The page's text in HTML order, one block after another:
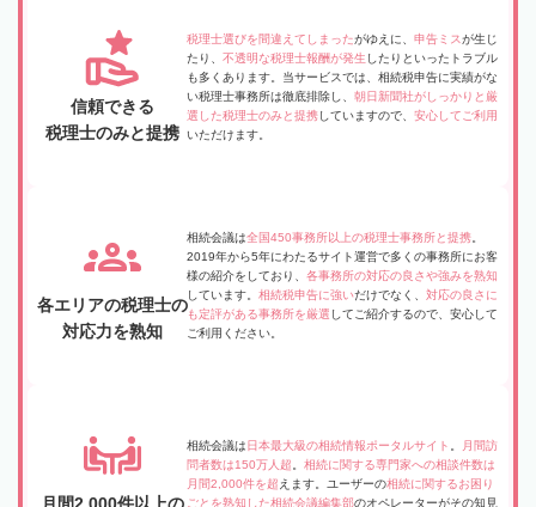
信頼できる
税理士のみと提携
税理士選びを間違えてしまったがゆえに、 申告ミスが生じ
たり、 不透明な税理士報酬が発生 したりといったトラブル
も多くあります。当サービスでは、相続税申告に実績がな
い税理士事務所は徹底排除し、 朝日新聞社がしっかりと厳
選した税理士のみと提携していますので、 安心してご利用
いただけます。
各エリアの税理士の
対応力を熟知
相続会議は全国450事務所以上の税理士事務所と提携
2019年から5年にわたるサイト運営で多くの事務所にお客
様の紹介をしており、 各事務所の対応の良さや強みを熟知
しています。 相続税申告に強いだけでなく、 対応の良さに
も定評がある事務所を厳選 してご紹介するので、安心して
ご利用ください。
月間2,000件以上の
相続会議は 日本最大級の相続情報ポータルサイト
月間訪
問者数は150万人超
相続に関する専門家への相談件数は
月間2,000件を超 えます。ユーザーの相続に関するお困り
ごとを熟知した相続会議編集部のオペレーターがその知見